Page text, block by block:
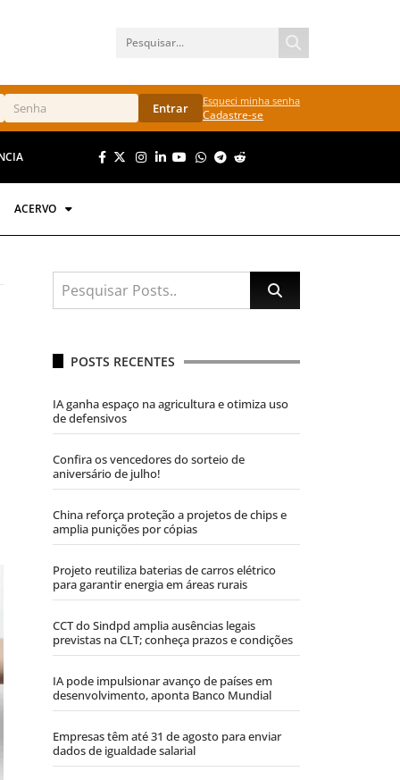
Entrar Esqueci minha senha
Cadastre-se
ACERVO
POSTS RECENTES
IA ganha espaço na agricultura e otimiza uso
de defensivos
Confira os vencedores do sorteio de
aniversário de julho!
China reforça proteção a projetos de chips e
amplia punições por cópias
Projeto reutiliza baterias de carros elétrico
para garantir energia em áreas rurais
CCT do Sindpd amplia ausências legais
previstas na CLT; conheça prazos e condições
IA pode impulsionar avanço de países em
desenvolvimento, aponta Banco Mundial
Empresas têm até 31 de agosto para enviar
dados de igualdade salarial